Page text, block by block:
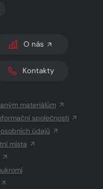
SVĚTLÝ/TMAVÝ REŽIM
O nás
Kontakty
materiálům
společnosti
údajů
místa